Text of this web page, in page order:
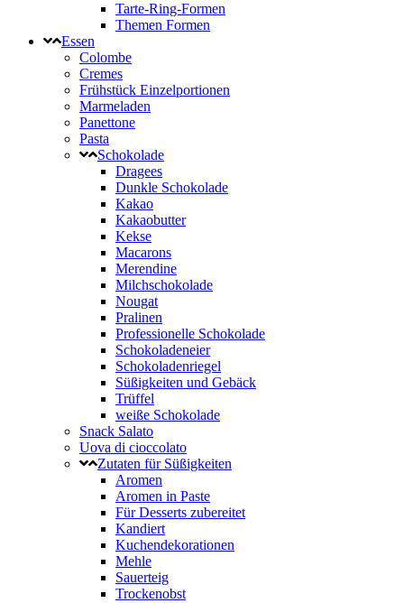
Tarte-Ring-Formen
Themen Formen
Essen
Colombe
Cremes
Frühstück Einzelportionen
Marmeladen
Panettone
Pasta
Schokolade
Dragees
Dunkle Schokolade
Kakao
Kakaobutter
Kekse
Macarons
Merendine
Milchschokolade
Nougat
Pralinen
Professionelle Schokolade
Schokoladeneier
Schokoladenriegel
Süßigkeiten und Gebäck
Trüffel
weiße Schokolade
Snack Salato
Uova di cioccolato
Zutaten für Süßigkeiten
Aromen
Aromen in Paste
Für Desserts zubereitet
Kandiert
Kuchendekorationen
Mehle
Sauerteig
Trockenobst